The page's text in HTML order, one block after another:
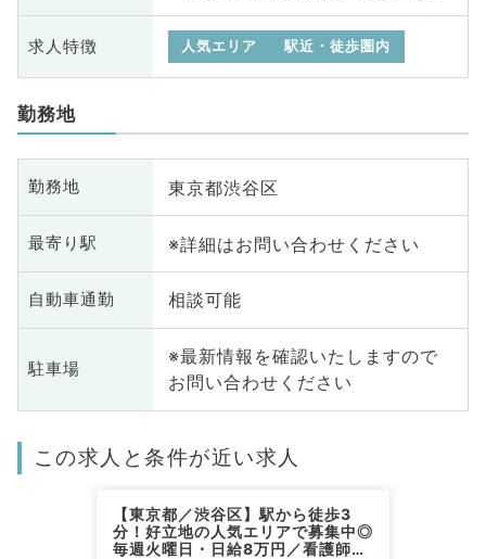
求人特徴 人気エリア 駅近・徒歩圏内
勤務地
勤務地 東京都渋谷区
最寄り駅 ※詳細はお問い合わせください
自動車通勤 相談可能
駐車場
※最新情報を確認いたしますので
お問い合わせください
この求人と条件が近い求人
【東京都／渋谷区】駅から徒歩3
分！好立地の人気エリアで募集中◎
毎週火曜日・日給8万円／看護師・